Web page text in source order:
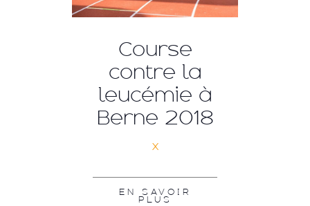
Course
contre la
leucémie à
Berne 2018
x
EN SAVOIR
PLUS